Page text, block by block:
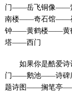
门——岳飞铜像
南楼——奇石馆——
钟——黄鹤楼——黄
塔——西门
如果你是酷爱
门——鹅池——诗
题诗图——搁笔亭